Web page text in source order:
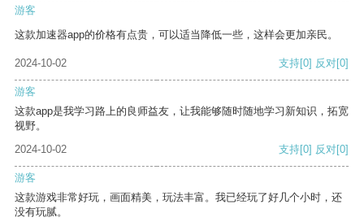
游客
这款加速器app的价格有点贵，可以适当降低一些，这样会更加亲民。
2024-10-02 支持[0] 反对[0]
游客
这款app是我学习路上的良师益友，让我能够随时随地学习新知识，拓宽
视野。
2024-10-02
支持[0] 反对[0]
游客
这款游戏非常好玩，画面精美，玩法丰富。我已经玩了好几个小时，还
没有玩腻。